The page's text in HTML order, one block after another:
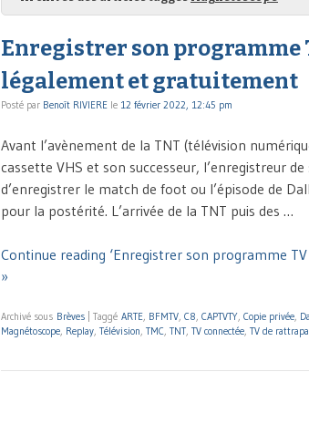
Enregistrer son programme
légalement et gratuitement
Posté par Benoît RIVIERE le 12 février 2022, 12:45 pm
Avant l’avènement de la TNT (télévision
cassette VHS et son successeur, l’enregistreur
d’enregistrer le match de foot ou l’épisode de
pour la postérité. L’arrivée de la TNT puis des …
Continue reading ‘Enregistrer son programme
»
Archivé sous Brèves Taggé ARTE, BFMTV, C8, CAPTVTY, Copie privée,
Magnétoscope, Replay, Télévision, TMC, TNT, TV connectée, TV de